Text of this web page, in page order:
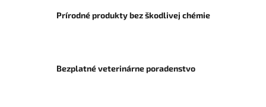
Prírodné produkty bez škodlivej chémie
Bezplatné veterinárne poradenstvo